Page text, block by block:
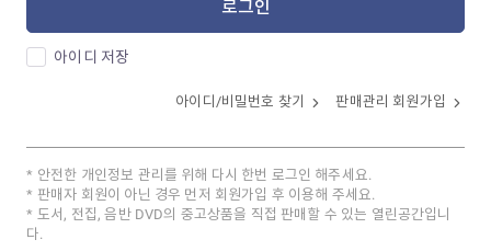
로그인
아이디 저장
아이디/비밀번호 찾기 판매관리 회원가입
안전한 개인정보 관리를 위해 다시 한번 로그인 해주세요.
판매자 회원이 아닌 경우 먼저 회원가입 후 이용해 주세요.
도서, 전집, 음반 DVD의 중고상품을 직접 판매할 수 있는 열린공간입니
다.